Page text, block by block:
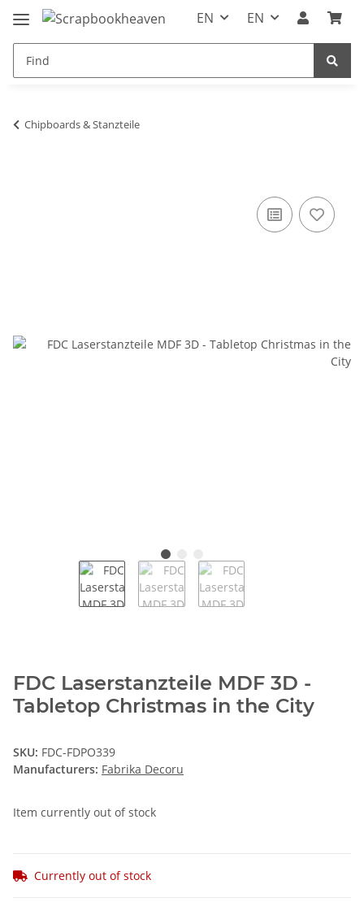
EN EN
Chipboards & Stanzteile
FDC Laserstanzteile MDF 3D -
Tabletop Christmas in the City
SKU: FDC-FDPO339
Manufacturers: Fabrika Decoru
Item currently out of stock
Currently out of stock